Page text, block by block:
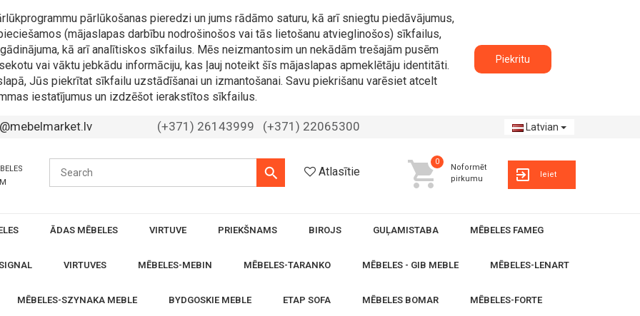
pārlūkošanas pieredzi un jums rādāmo saturu, kā arī sniegtu piedāvājumus,
(mājaslapas darbību nodrošinošos vai tās lietošanu atvieglinošos) sīkfailus,
kā arī analītiskos sīkfailus. Mēs neizmantosim un nekādām trešajām pusēm
vai vāktu jebkādu informāciju, kas ļauj noteikt šīs mājaslapas apmeklētāju identitāti.
Jūs piekrītat sīkfailu uzstādīšanai un izmantošanai. Savu piekrišanu varēsiet atcelt
iestatījumus un izdzēšot ierakstītos sīkfailus.
Piekritu
(+371) 26143999 (+371) 22065300 Latvian
Atlasītie
0
Noformēt
pirkumu
Ieiet
ĀDAS MĒBELES VIRTUVE PRIEKŠNAMS BIROJS GUĻAMISTABA MĒBELES FAMEG
VIRTUVES MĒBELES-MEBIN MĒBELES-TARANKO MĒBELES - GIB MEBLE MĒBELES-LENART
MĒBELES-SZYNAKA MEBLE BYDGOSKIE MEBLE ETAP SOFA MĒBELES BOMAR MĒBELES-FORTE